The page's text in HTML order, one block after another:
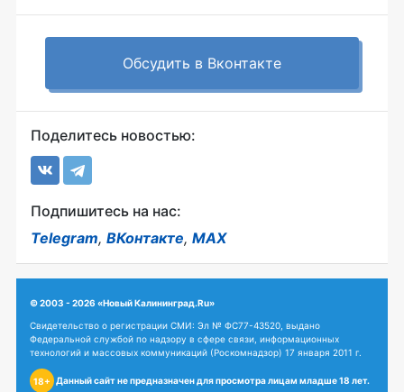
Обсудить в Вконтакте
Поделитесь новостью:
Подпишитесь на нас:
Telegram, ВКонтакте, MAX
© 2003 - 2026 «Новый Калининград.Ru»
Свидетельство о регистрации СМИ: Эл № ФС77-43520, выдано
Федеральной службой по надзору в сфере связи, информационных
технологий и массовых коммуникаций (Роскомнадзор) 17 января 2011 г.
18+ Данный сайт не предназначен для просмотра лицам младше 18 лет.